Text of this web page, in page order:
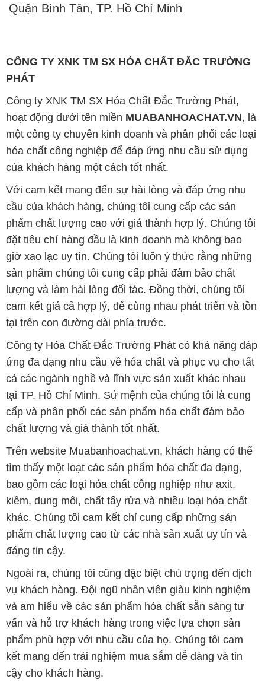
Quận Bình Tân, TP. Hồ Chí Minh
CÔNG TY XNK TM SX HÓA CHẤT ĐẮC TRƯỜNG
PHÁT
Công ty XNK TM SX Hóa Chất Đắc Trường Phát,
hoạt động dưới tên miền MUABANHOACHAT.VN, là
một công ty chuyên kinh doanh và phân phối các loại
hóa chất công nghiệp để đáp ứng nhu cầu sử dụng
của khách hàng một cách tốt nhất.
Với cam kết mang đến sự hài lòng và đáp ứng nhu
cầu của khách hàng, chúng tôi cung cấp các sản
phẩm chất lượng cao với giá thành hợp lý. Chúng tôi
đặt tiêu chí hàng đầu là kinh doanh mà không bao
giờ xao lạc uy tín. Chúng tôi luôn ý thức rằng những
sản phẩm chúng tôi cung cấp phải đảm bảo chất
lượng và làm hài lòng đối tác. Đồng thời, chúng tôi
cam kết giá cả hợp lý, để cùng nhau phát triển và tồn
tại trên con đường dài phía trước.
Công ty Hóa Chất Đắc Trường Phát có khả năng đáp
ứng đa dạng nhu cầu về hóa chất và phục vụ cho tất
cả các ngành nghề và lĩnh vực sản xuất khác nhau
tại TP. Hồ Chí Minh. Sứ mệnh của chúng tôi là cung
cấp và phân phối các sản phẩm hóa chất đảm bảo
chất lượng và giá thành tốt nhất.
Trên website Muabanhoachat.vn, khách hàng có thể
tìm thấy một loạt các sản phẩm hóa chất đa dạng,
bao gồm các loại hóa chất công nghiệp như axit,
kiềm, dung môi, chất tẩy rửa và nhiều loại hóa chất
khác. Chúng tôi cam kết chỉ cung cấp những sản
phẩm chất lượng cao từ các nhà sản xuất uy tín và
đáng tin cậy.
Ngoài ra, chúng tôi cũng đặc biệt chú trọng đến dịch
vụ khách hàng. Đội ngũ nhân viên giàu kinh nghiệm
và am hiểu về các sản phẩm hóa chất sẵn sàng tư
vấn và hỗ trợ khách hàng trong việc lựa chọn sản
phẩm phù hợp với nhu cầu của họ. Chúng tôi cam
kết mang đến trải nghiệm mua sắm dễ dàng và tin
cậy cho khách hàng.